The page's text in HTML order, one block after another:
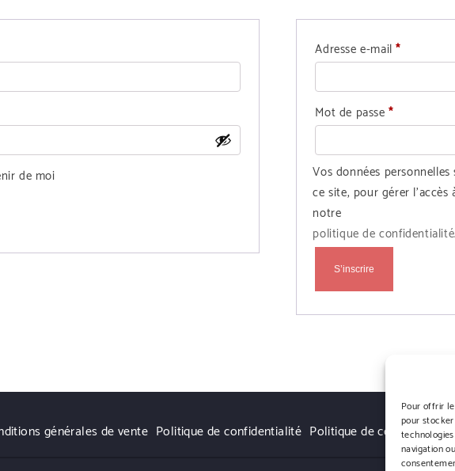
Pour offrir
pour
navigation
de moi
Adresse e-mail*Obligatoire
Mot de passe*Obligatoire
Vos données
ce site, pour gérer
notre
politique de confidentialité.
S’inscrire
générales de vente Politique de confidentialité Politique de cookies (UE)